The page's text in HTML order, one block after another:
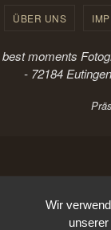
ÜBER UNS
best moments
- 72184
Wir